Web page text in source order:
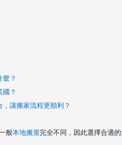
麼？
國？
讓搬家流程更順利？
般本地搬屋完全不同，因此選擇合適的